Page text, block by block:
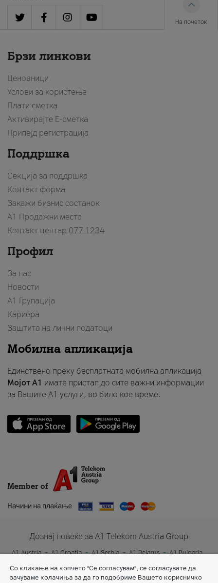
На почеток
Брзи линкови
Ценовници
Услови за користење
Плати сметка
Активирајте Е-сметка
Припејд регистрација
Поддршка
Секција за поддршка
Контакт форма
Закажи бизнис состанок
A1 Продажни места
Контакт центар 077 1234
Профил
За нас
Новости
А1 Групација
Кариера
Заштита на лични податоци
Мобилна апликација
Единствено преку бесплатната мобилна апликација
Мојот A1 имате пристап до сите важни информации
за Вашите A1 услуги, во било кое време.
Member of
Начини на плаќање
Дознај повеќе за A1 Telekom Austria Group
A1 Austria A1 Croatia A1 Serbia A1 Belarus
A1 Bulgaria
A1 Slovenia
A1 Digital
Со кликање на копчето "Се согласувам", се согласувате да
зачуваме колачиња за да го подобриме Вашето корисничко